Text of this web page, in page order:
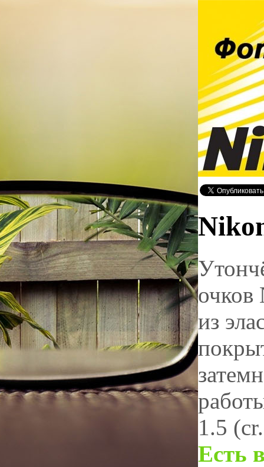
очков
из
1.5
Есть